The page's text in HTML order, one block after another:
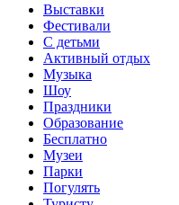
Выставки
Фестивали
С детьми
Активный отдых
Музыка
Шоу
Праздники
Образование
Бесплатно
Музеи
Парки
Погулять